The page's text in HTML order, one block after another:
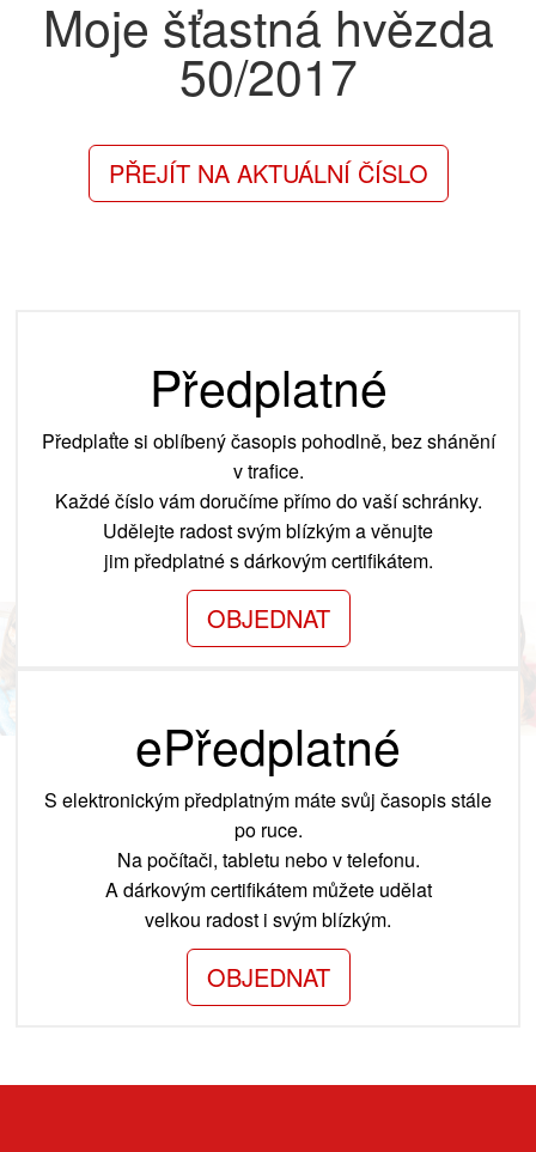
Moje šťastná hvězda
50/2017
PŘEJÍT NA AKTUÁLNÍ ČÍSLO
Předplatné
Předplaťte si oblíbený časopis pohodlně, bez shánění
v trafice.
Každé číslo vám doručíme přímo do vaší schránky.
Udělejte radost svým blízkým a věnujte
jim předplatné s dárkovým certifikátem.
OBJEDNAT
ePředplatné
S elektronickým předplatným máte svůj časopis stále
po ruce.
Na počítači, tabletu nebo v telefonu.
A dárkovým certifikátem můžete udělat
velkou radost i svým blízkým.
OBJEDNAT